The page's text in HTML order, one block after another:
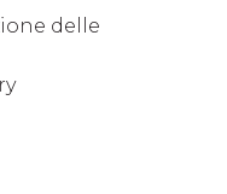
delle